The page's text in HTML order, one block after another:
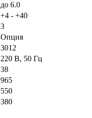
до 6.0
+4 - +40
3
Опция
3012
220 В, 50 Гц
38
965
550
380